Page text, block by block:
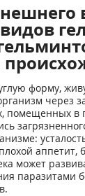
форму,
через
помещенных в
аппетит,
может
паразитами